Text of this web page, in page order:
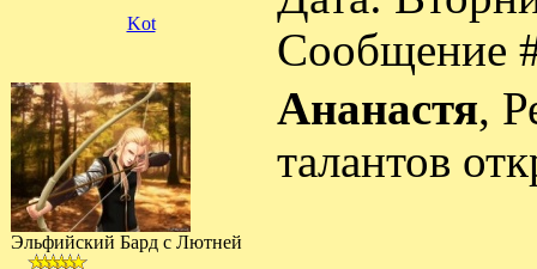
Kot
Сообщение
Эльфийский Бард с Лютней
Ананастя,
талантов